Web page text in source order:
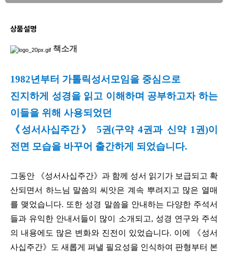
상품설명
책소개
1982년부터 가톨릭성서모임을 중심으로
진지하게 성경을 읽고 이해하며 공부하고자 하는
이들을 위해 사용되었던
《성서사십주간》 5권(구약 4권과 신약 1권)이
전면 모습을 바꾸어 출간하게 되었습니다.
그동안 《성서사십주간》과 함께 성서 읽기가 보급되고 확
산되면서 하느님 말씀의 씨앗은 계속 뿌려지고 많은 열매
를 맺었습니다. 또한 성경 말씀을 안내하는 다양한 주석서
들과 유익한 안내서들이 많이 소개되고, 성경 연구와 주석
의 내용에도 많은 변화와 진전이 있었습니다. 이에 《성서
사십주간》도 새롭게 펴낼 필요성을 인식하여 판형부터 본